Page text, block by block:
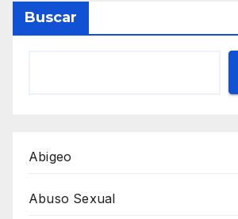
Buscar
Abigeo
Abuso Sexual